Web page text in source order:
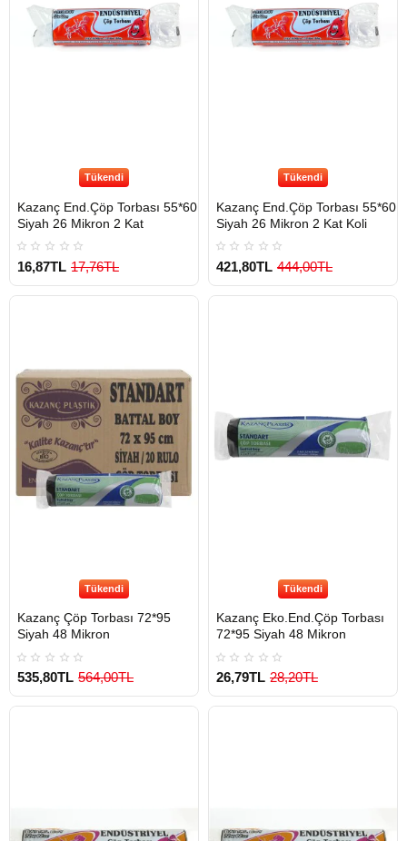
Tükendi
Kazanç End.Çöp Torbası 55*60
Siyah 26 Mikron 2 Kat
16,87TL 17,76TL
Tükendi
Kazanç End.Çöp Torbası 55*60
Siyah 26 Mikron 2 Kat Koli
421,80TL 444,00TL
Tükendi
Kazanç Çöp Torbası 72*95
Siyah 48 Mikron
535,80TL 564,00TL
Tükendi
Kazanç Eko.End.Çöp Torbası
72*95 Siyah 48 Mikron
26,79TL 28,20TL